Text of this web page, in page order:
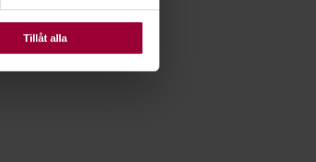
Vissa kakor är
Tillåt alla